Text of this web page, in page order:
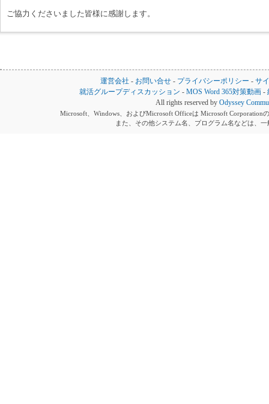
ご協力くださいました皆様に感謝します。
運営会社 - お問い合せ - プライバシーポリシー - サ
就活グループディスカッション -MOS Word 365対策動画 -
All rights reserved by Odyssey
Microsoft、Windows、およびMicrosoft Officeは Microsoft Corporation
また、その他システム名、プログラム名などは、